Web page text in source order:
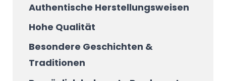
Authentische Herstellungsweisen
Hohe Qualität
Besondere Geschichten &
Traditionen